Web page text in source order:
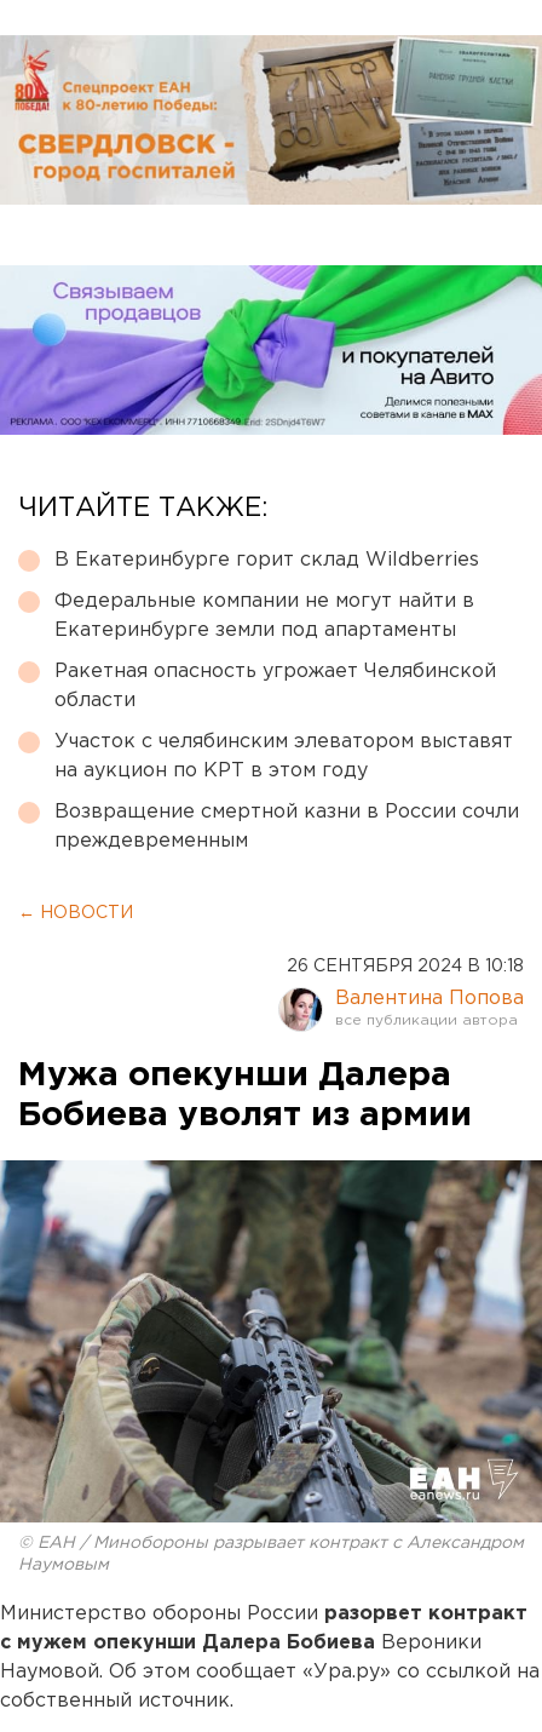
ЧИТАЙТЕ ТАКЖЕ:
В Екатеринбурге горит склад Wildberries
Федеральные компании не могут найти в
Екатеринбурге земли под апартаменты
Ракетная опасность угрожает Челябинской
области
Участок с челябинским элеватором выставят
на аукцион по КРТ в этом году
Возвращение смертной казни в России сочли
преждевременным
← НОВОСТИ
26 СЕНТЯБРЯ 2024 В 10:18
Валентина Попова
Мужа опекунши Далера
Бобиева уволят из армии
© ЕАН / Минобороны разрывает контракт с Александром
Наумовым
Министерство обороны России разорвет контракт
с мужем опекунши Далера Бобиева Вероники
Наумовой. Об этом сообщает «Ура.ру» со ссылкой на
собственный источник.